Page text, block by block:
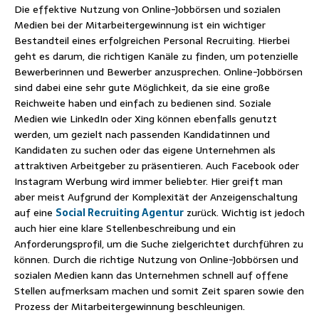
Die effektive Nutzung von Online-Jobbörsen und sozialen
Medien bei der Mitarbeitergewinnung ist ein wichtiger
Bestandteil eines erfolgreichen Personal Recruiting. Hierbei
geht es darum, die richtigen Kanäle zu finden, um potenzielle
Bewerberinnen und Bewerber anzusprechen. Online-Jobbörsen
sind dabei eine sehr gute Möglichkeit, da sie eine große
Reichweite haben und einfach zu bedienen sind. Soziale
Medien wie LinkedIn oder Xing können ebenfalls genutzt
werden, um gezielt nach passenden Kandidatinnen und
Kandidaten zu suchen oder das eigene Unternehmen als
attraktiven Arbeitgeber zu präsentieren. Auch Facebook oder
Instagram Werbung wird immer beliebter. Hier greift man
aber meist Aufgrund der Komplexität der Anzeigenschaltung
auf eine Social Recruiting Agentur zurück. Wichtig ist jedoch
auch hier eine klare Stellenbeschreibung und ein
Anforderungsprofil, um die Suche zielgerichtet durchführen zu
können. Durch die richtige Nutzung von Online-Jobbörsen und
sozialen Medien kann das Unternehmen schnell auf offene
Stellen aufmerksam machen und somit Zeit sparen sowie den
Prozess der Mitarbeitergewinnung beschleunigen.